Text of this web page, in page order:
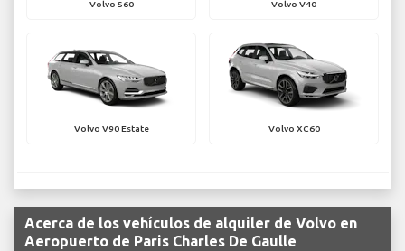
Volvo S60 Volvo V40
Volvo V90 Estate Volvo XC60
Acerca de los vehículos de alquiler de Volvo en
Aeropuerto de Paris Charles De Gaulle